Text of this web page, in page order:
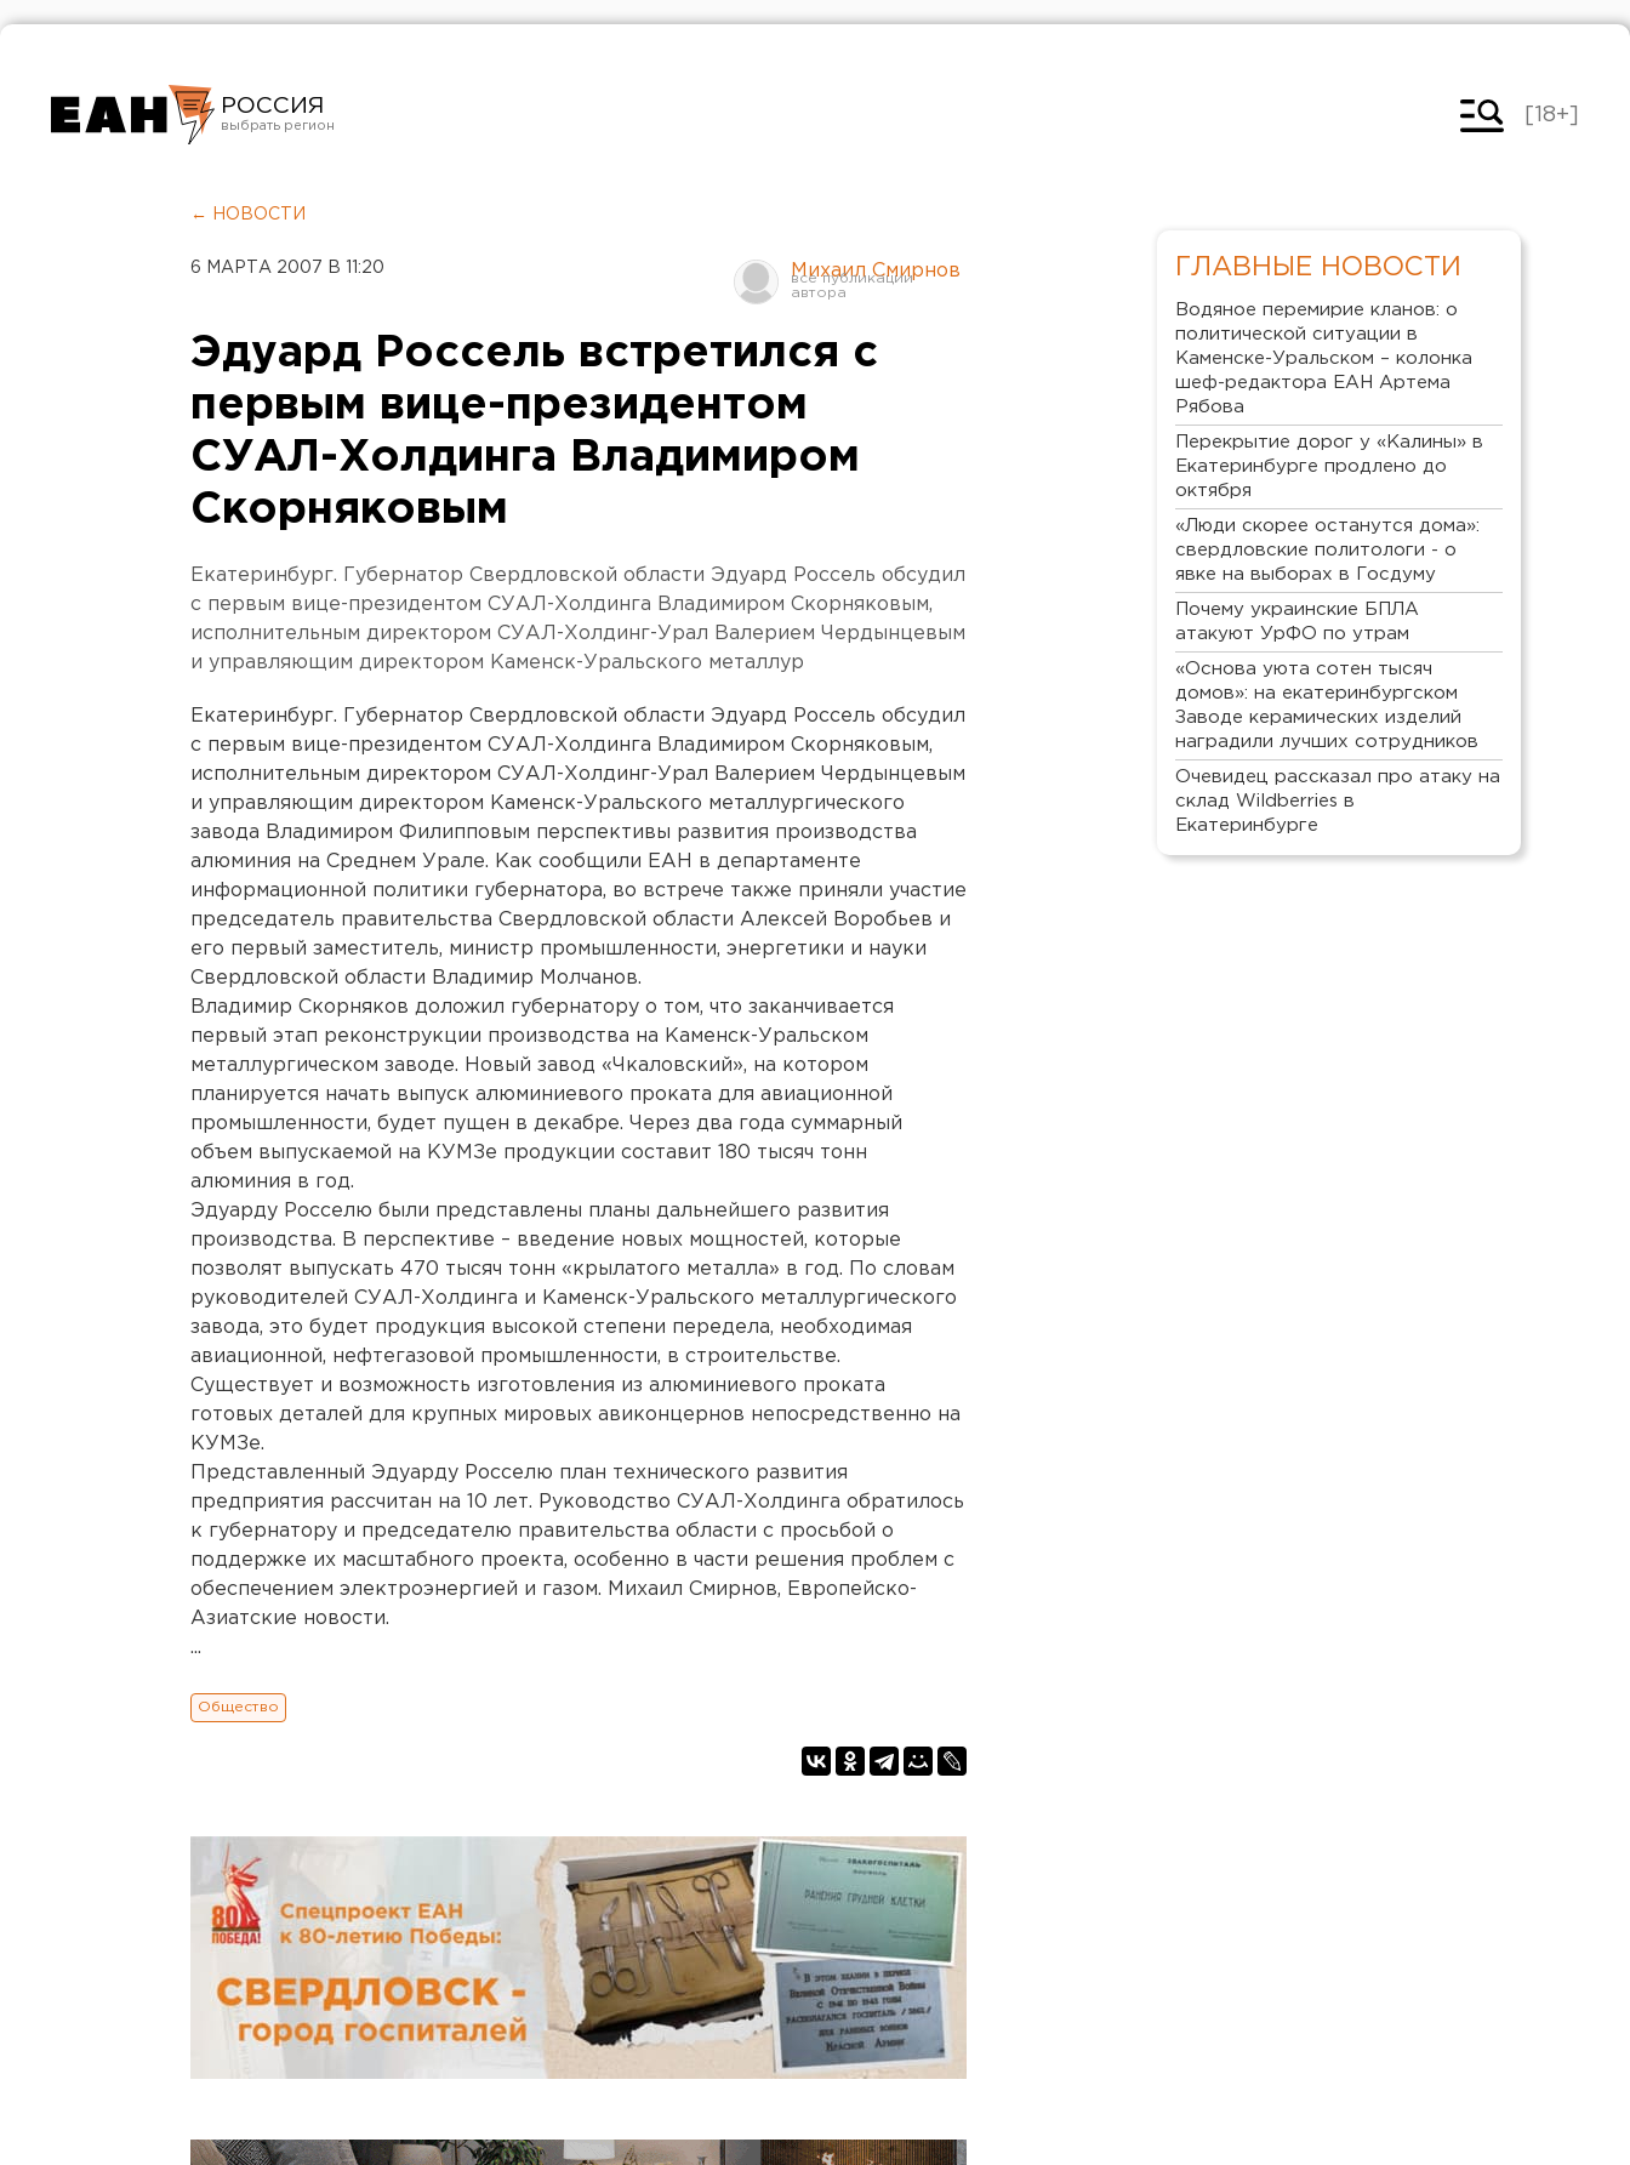
РОССИЯ
Челябинск
[18+]
← НОВОСТИ
6 МАРТА 2007 В 11:20 Михаил Смирнов
Эдуард Россель встретился с
первым вице-президентом
СУАЛ-Холдинга Владимиром
Скорняковым
Екатеринбург. Губернатор Свердловской области Эдуард Россель обсудил
с первым вице-президентом СУАЛ-Холдинга Владимиром Скорняковым,
исполнительным директором СУАЛ-Холдинг-Урал Валерием Чердынцевым
и управляющим директором Каменск-Уральского металлур
Екатеринбург. Губернатор Свердловской области Эдуард Россель обсудил
с первым вице-президентом СУАЛ-Холдинга Владимиром Скорняковым,
исполнительным директором СУАЛ-Холдинг-Урал Валерием Чердынцевым
и управляющим директором Каменск-Уральского металлургического
завода Владимиром Филипповым перспективы развития производства
алюминия на Среднем Урале. Как сообщили ЕАН в департаменте
информационной политики губернатора, во встрече также приняли участие
председатель правительства Свердловской области Алексей Воробьев и
его первый заместитель, министр промышленности, энергетики и науки
Свердловской области Владимир Молчанов.
Владимир Скорняков доложил губернатору о том, что заканчивается
первый этап реконструкции производства на Каменск-Уральском
металлургическом заводе. Новый завод «Чкаловский», на котором
планируется начать выпуск алюминиевого проката для авиационной
промышленности, будет пущен в декабре. Через два года суммарный
объем выпускаемой на КУМЗе продукции составит 180 тысяч тонн
алюминия в год.
Эдуарду Росселю были представлены планы дальнейшего развития
производства. В перспективе – введение новых мощностей, которые
позволят выпускать 470 тысяч тонн «крылатого металла» в год. По словам
руководителей СУАЛ-Холдинга и Каменск-Уральского металлургического
завода, это будет продукция высокой степени передела, необходимая
авиационной, нефтегазовой промышленности, в строительстве.
Существует и возможность изготовления из алюминиевого проката
готовых деталей для крупных мировых авиконцернов непосредственно на
КУМЗе.
Представленный Эдуарду Росселю план технического развития
предприятия рассчитан на 10 лет. Руководство СУАЛ-Холдинга обратилось
к губернатору и председателю правительства области с просьбой о
поддержке их масштабного проекта, особенно в части решения проблем с
обеспечением электроэнергией и газом. Михаил Смирнов, Европейско-
Азиатские новости.
...
Общество
ГЛАВНЫЕ НОВОСТИ
Водяное перемирие кланов: о
политической ситуации в
Каменске-Уральском – колонка
шеф-редактора ЕАН Артема
Рябова
Перекрытие дорог у «Калины» в
Екатеринбурге продлено до
октября
«Люди скорее останутся дома»:
свердловские политологи - о
явке на выборах в Госдуму
Почему украинские БПЛА
атакуют УрФО по утрам
«Основа уюта сотен тысяч
домов»: на екатеринбургском
Заводе керамических изделий
наградили лучших сотрудников
Очевидец рассказал про атаку на
склад Wildberries в
Екатеринбурге